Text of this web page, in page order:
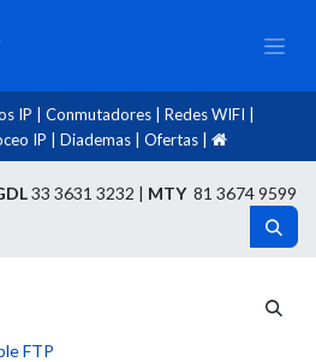
IP Conmutadores Redes WIFI
IP Diademas Ofertas
33 3631 3232 | MTY81 3674 9599
FTP